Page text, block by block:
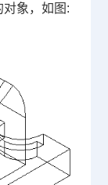
象，如图 :